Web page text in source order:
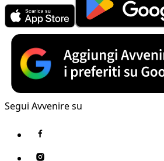
Segui Avvenire su